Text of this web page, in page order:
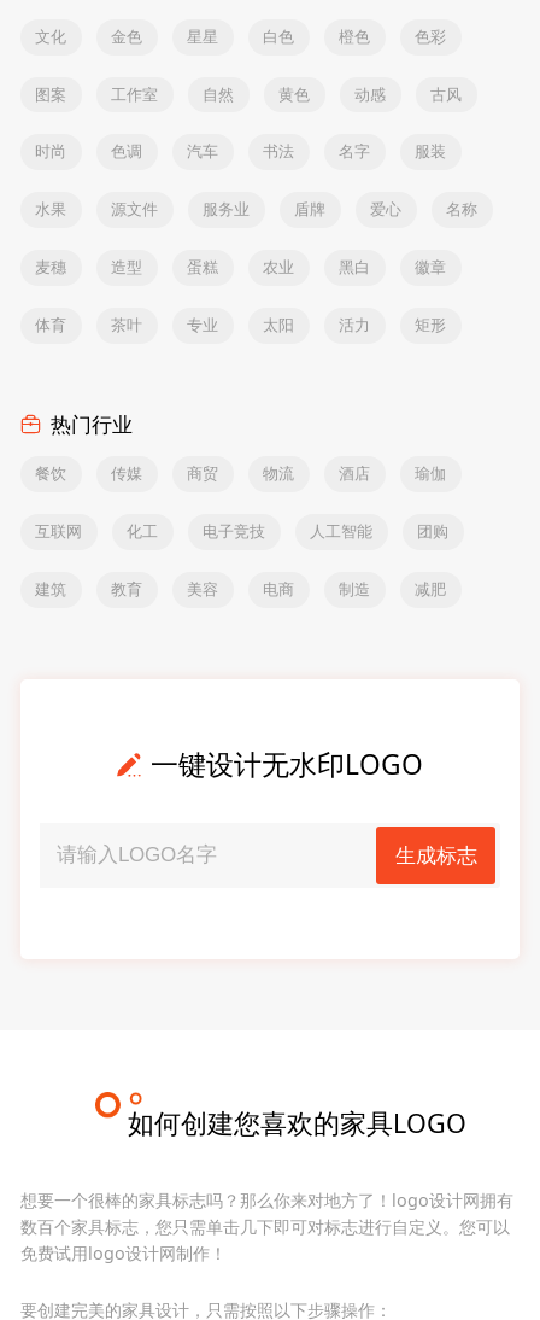
文化 金色 星星 白色 橙色 色彩
图案 工作室 自然 黄色 动感 古风
时尚 色调 汽车 书法 名字 服装
水果 源文件 服务业 盾牌 爱心 名称
麦穗 造型 蛋糕 农业 黑白 徽章
体育 茶叶 专业 太阳 活力 矩形
热门行业
餐饮 传媒 商贸 物流 酒店 瑜伽
互联网 化工 电子竞技 人工智能 团购
建筑 教育 美容 电商 制造 减肥
一键设计无水印LOGO
生成标志
如何创建您喜欢的家具LOGO
想要一个很棒的家具标志吗？那么你来对地方了！logo设计网拥有
数百个家具标志，您只需单击几下即可对标志进行自定义。您可以
免费试用logo设计网制作！
要创建完美的家具设计，只需按照以下步骤操作：